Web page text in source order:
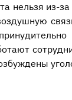
нельзя из-